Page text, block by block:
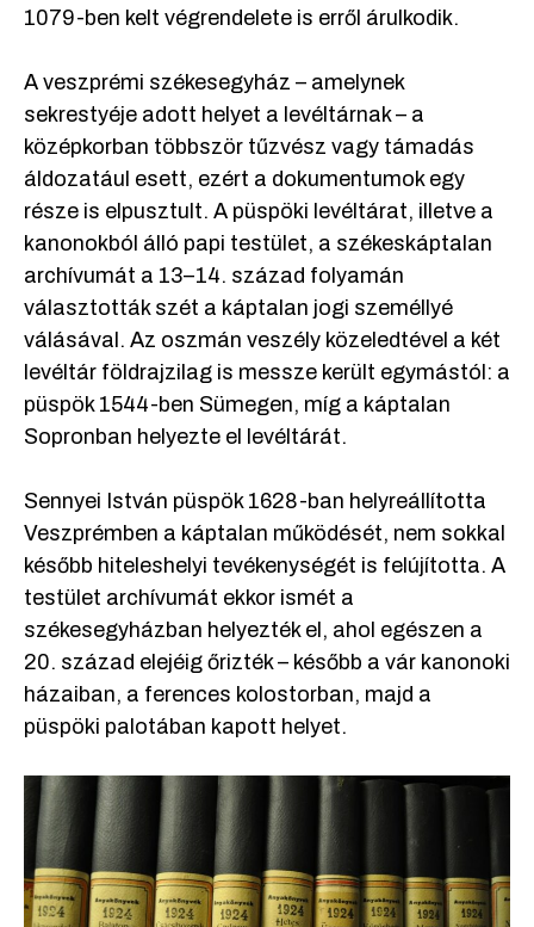
1079-ben kelt végrendelete is erről árulkodik.
A veszprémi székesegyház – amelynek
sekrestyéje adott helyet a levéltárnak – a
középkorban többször tűzvész vagy támadás
áldozatául esett, ezért a dokumentumok egy
része is elpusztult. A püspöki levéltárat, illetve a
kanonokból álló papi testület, a székeskáptalan
archívumát a 13–14. század folyamán
választották szét a káptalan jogi személlyé
válásával. Az oszmán veszély közeledtével a két
levéltár földrajzilag is messze került egymástól: a
püspök 1544-ben Sümegen, míg a káptalan
Sopronban helyezte el levéltárát.
Sennyei István püspök 1628-ban helyreállította
Veszprémben a káptalan működését, nem sokkal
később hiteleshelyi tevékenységét is felújította. A
testület archívumát ekkor ismét a
székesegyházban helyezték el, ahol egészen a
20. század elejéig őrizték – később a vár kanonoki
házaiban, a ferences kolostorban, majd a
püspöki palotában kapott helyet.